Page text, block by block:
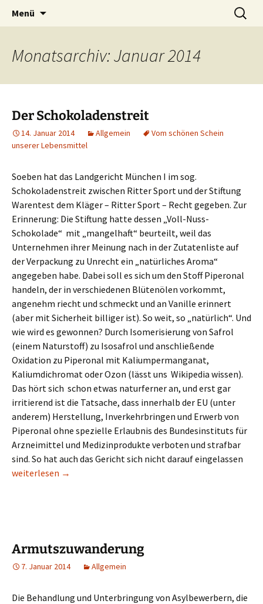
Nestbeschmutzer
Die Autorin Susanne Lücke räumt auf
Menü
Suchen
nach:
Monatsarchiv: Januar 2014
Der Schokoladenstreit
14. Januar 2014 Allgemein
Vom schönen Schein
unserer Lebensmittel
Soeben hat das Landgericht München I im sog.
Schokoladenstreit zwischen Ritter Sport und der Stiftung
Warentest dem Kläger – Ritter Sport – Recht gegeben. Zur
Erinnerung: Die Stiftung hatte dessen „Voll-Nuss-
Schokolade“ mit „mangelhaft“ beurteilt, weil das
Unternehmen ihrer Meinung nach in der Zutatenliste auf
der Verpackung zu Unrecht ein „natürliches Aroma“
angegeben habe. Dabei soll es sich um den Stoff Piperonal
handeln, der in verschiedenen Blütenölen vorkommt,
angenehm riecht und schmeckt und an Vanille erinnert
(aber mit Sicherheit billiger ist). So weit, so „natürlich“. Und
wie wird es gewonnen? Durch Isomerisierung von Safrol
(einem Naturstoff) zu Isosafrol und anschließende
Oxidation zu Piperonal mit Kaliumpermanganat,
Kaliumdichromat oder Ozon (lässt uns Wikipedia wissen).
Das hört sich schon etwas naturferner an, und erst gar
irritierend ist die Tatsache, dass innerhalb der EU (unter
anderem) Herstellung, Inverkehrbringen und Erwerb von
Piperonal ohne spezielle Erlaubnis des Bundesinstituts für
Arzneimittel und Medizinprodukte verboten und strafbar
sind. So hat auch das Gericht sich nicht darauf eingelassen
Der Schokoladenstreit
weiterlesen →
Armutszuwanderung
7. Januar 2014 Allgemein
Die Behandlung und Unterbringung von Asylbewerbern, die